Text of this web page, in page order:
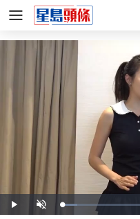
Play Unmute Loaded:
9.64%